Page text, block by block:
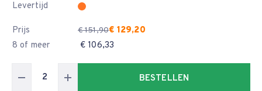
Levertijd
Prijs € 151,90€ 129,20
8 of meer
€ 106,33
BESTELLEN